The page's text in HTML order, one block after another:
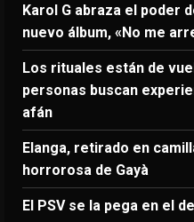
Karol G abraza el poder
nuevo álbum, «No me
Los rituales están de
personas buscan
afán
Elanga, retirado en
horrorosa de Gayà
El PSV se la pega en el